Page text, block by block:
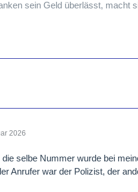
sein Geld überlässt, macht
2026
die selbe Nummer wurde bei
Anrufer war der Polizist, der